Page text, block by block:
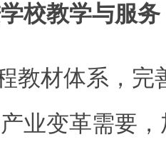
校教学与服务
教材体系，完
业变革需要